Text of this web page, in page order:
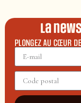
La
PLONGEZ AU CŒUR